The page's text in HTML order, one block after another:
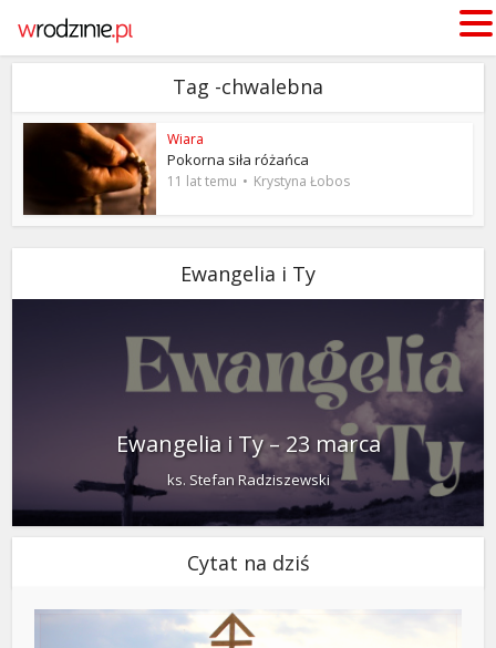
Tag -chwalebna
Wiara
Pokorna siła różańca
11 lat temu Krystyna Łobos
Ewangelia i Ty
Ewangelia i Ty – 23 marca
ks. Stefan Radziszewski
Cytat na dziś